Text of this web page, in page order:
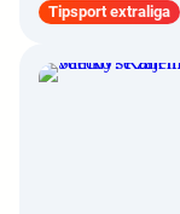
Tipsport extraliga